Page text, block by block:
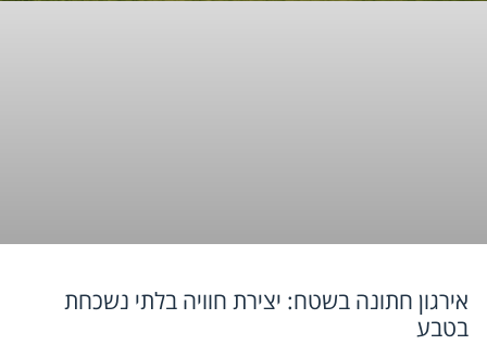
אירגון חתונה בשטח: יצירת חוויה בלתי נשכחת
בטבע